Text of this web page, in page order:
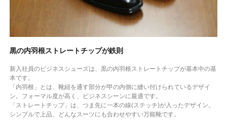
黒の内羽根ストレートチップが鉄則
新入社員のビジネスシューズは、黒の内羽根ストレートチップが基本中の基
本です。
「内羽根」とは、靴紐を通す部分が甲の内側に縫い付けられているデザイ
ン。フォーマル度が高く、ビジネスシーンに最適です。
「ストレートチップ」は、つま先に一本の線(ステッチ)が入ったデザイン。
シンプルで上品、どんなスーツにも合わせやすい万能靴です。